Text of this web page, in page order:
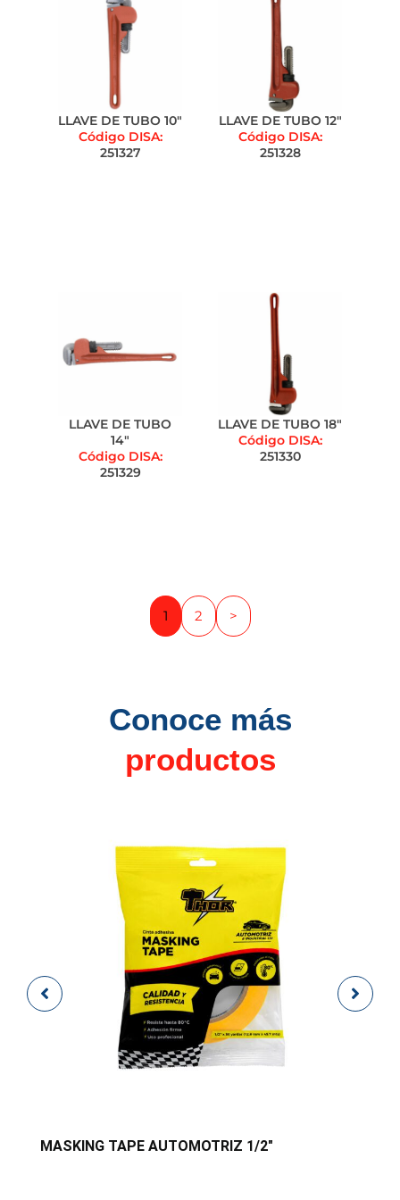
LLAVE DE TUBO 10"
Código DISA:
251327
LLAVE DE TUBO 12"
Código DISA:
251328
LLAVE DE TUBO
14"
Código DISA:
251329
LLAVE DE TUBO 18"
Código DISA:
251330
1 2 >
Conoce más
productos
MASKING TAPE AUTOMOTRIZ 1/2″